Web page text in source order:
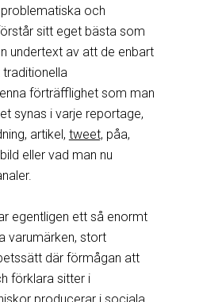
och
sitt eget bästa som
undertext av att de enbart
förträfflighet som man
synas i varje reportage,
artikel, tweet, påa,
eller vad man nu
egentligen ett så enormt
varumärken, stort
där förmågan att
förklara sitter i